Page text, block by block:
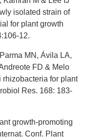
isolated strain of
for plant growth
12.
MN, Ávila LA,
FD & Melo
rhizobacteria for plant
Res. 168: 183-
growth-promoting
Conf. Plant